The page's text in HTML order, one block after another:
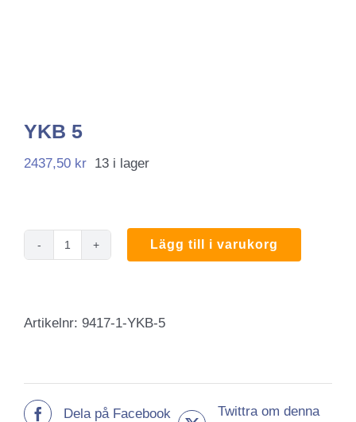
YKB 5
2437,50 kr 13 i lager
Lägg till i varukorg
Artikelnr: 9417-1-YKB-5
Dela på Facebook
Twittra om denna